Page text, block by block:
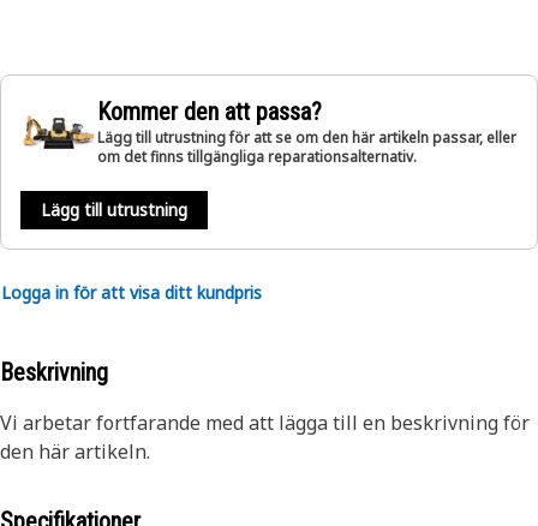
Kommer den att passa?
Lägg till utrustning för att se om den här artikeln passar, eller
om det finns tillgängliga reparationsalternativ.
Lägg till utrustning
Logga in för att visa ditt kundpris
Beskrivning
Vi arbetar fortfarande med att lägga till en beskrivning för
den här artikeln.